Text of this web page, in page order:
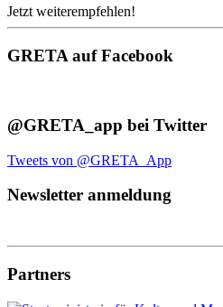
Jetzt weiterempfehlen!
GRETA auf Facebook
@GRETA_app bei Twitter
Tweets von @GRETA_App
Newsletter anmeldung
Partners